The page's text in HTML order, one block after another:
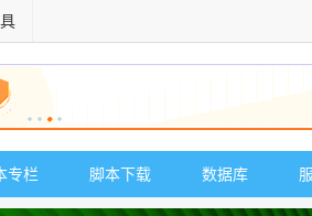
专栏 脚本下载 数据库